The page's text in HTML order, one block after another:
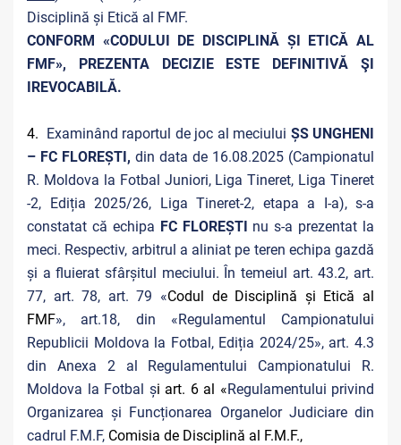
Disciplină și Etică al FMF.
CONFORM «CODULUI DE DISCIPLINĂ ȘI ETICĂ AL
FMF», PREZENTA DECIZIE ESTE DEFINITIVĂ ŞI
IREVOCABILĂ.
4. Examinând raportul de joc al meciului ȘS UNGHENI
– FC FLOREȘTI, din data de 16.08.2025 (Campionatul
R. Moldova la Fotbal Juniori, Liga Tineret, Liga Tineret
-2, Ediția 2025/26, Liga Tineret-2, etapa a I-a), s-a
constatat că echipa FC FLOREȘTI nu s-a prezentat la
meci. Respectiv, arbitrul a aliniat pe teren echipa gazdă
și a fluierat sfârșitul meciului. În temeiul art. 43.2, art.
77, art. 78, art. 79 «Codul de Disciplină și Etică al
FMF», art.18, din «Regulamentul Campionatului
Republicii Moldova la Fotbal, Ediția 2024/25», art. 4.3
din Anexa 2 al Regulamentului Campionatului R.
Moldova la Fotbal și art. 6 al «Regulamentului privind
Organizarea și Funcționarea Organelor Judiciare din
cadrul F.M.F, Comisia de Disciplină al F.M.F.,